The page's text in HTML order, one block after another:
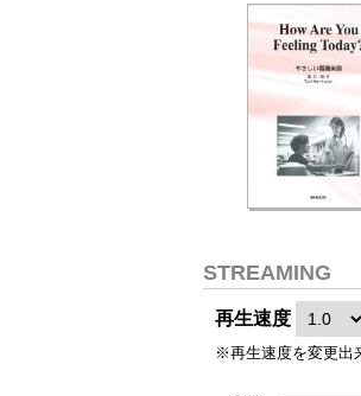
STREAMING
再生速度
※再生速度を変更出